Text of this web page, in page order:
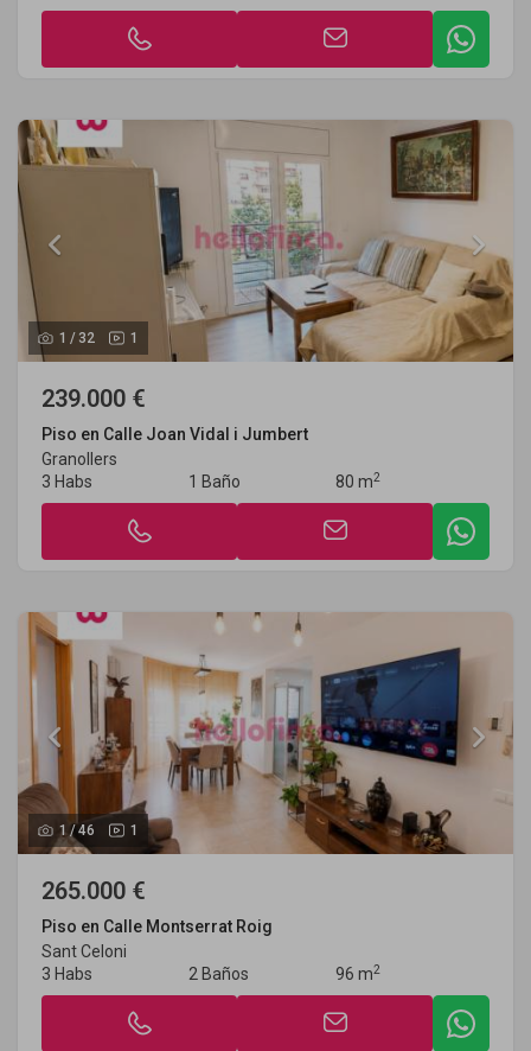
1 / 32 1
239.000 €
Piso en Calle Joan Vidal i Jumbert
Granollers
3 Habs
1 Baño 80 m2
1 /46 1
265.000 €
Piso en Calle Montserrat Roig
Sant Celoni
3 Habs
2 Baños 96 m2